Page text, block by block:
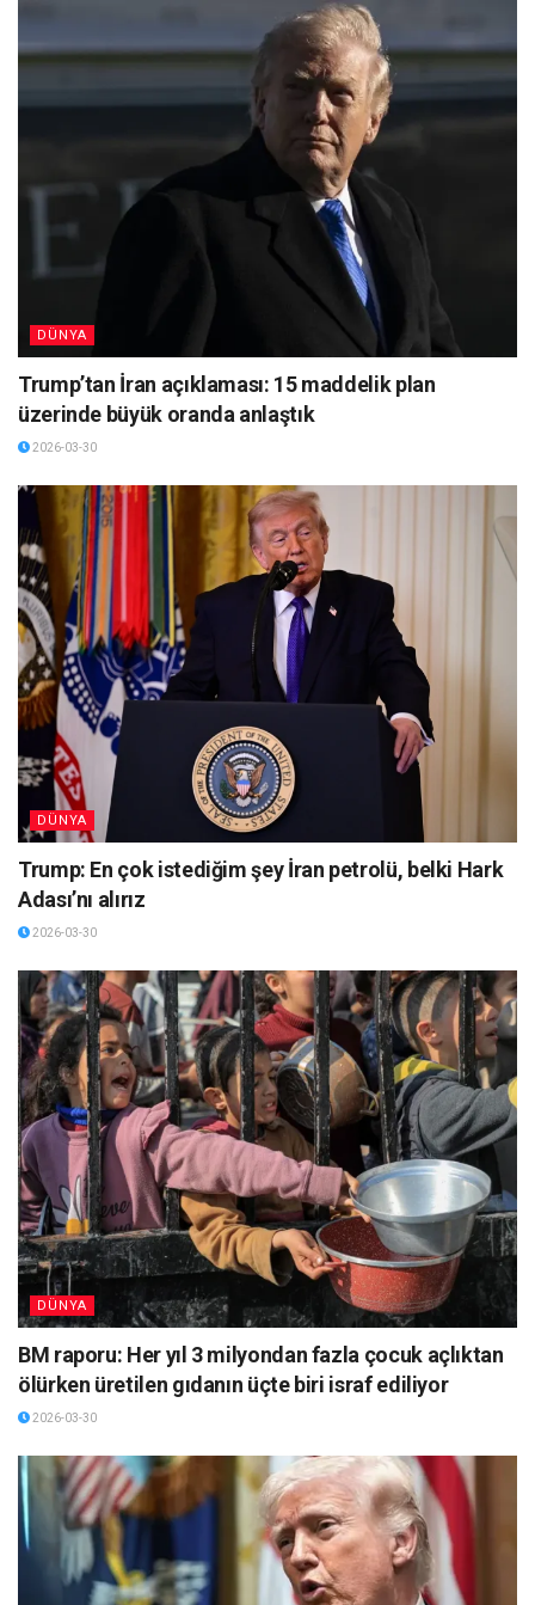
DÜNYA
Trump’tan İran açıklaması: 15 maddelik plan
üzerinde büyük oranda anlaştık
2026-03-30
DÜNYA
Trump: En çok istediğim şey İran petrolü, belki Hark
Adası’nı alırız
2026-03-30
DÜNYA
BM raporu: Her yıl 3 milyondan fazla çocuk açlıktan
ölürken üretilen gıdanın üçte biri israf ediliyor
2026-03-30